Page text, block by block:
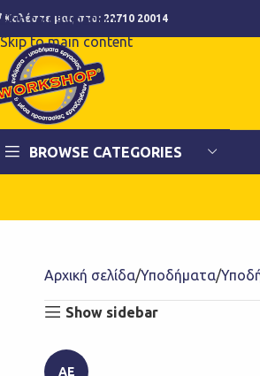
Skip to navigation
Skip to main content
Καλέστε μας στο: 22710 20014
BROWSE CATEGORIES
Αρχική σελίδα Υποδήματα
Show sidebar
AE